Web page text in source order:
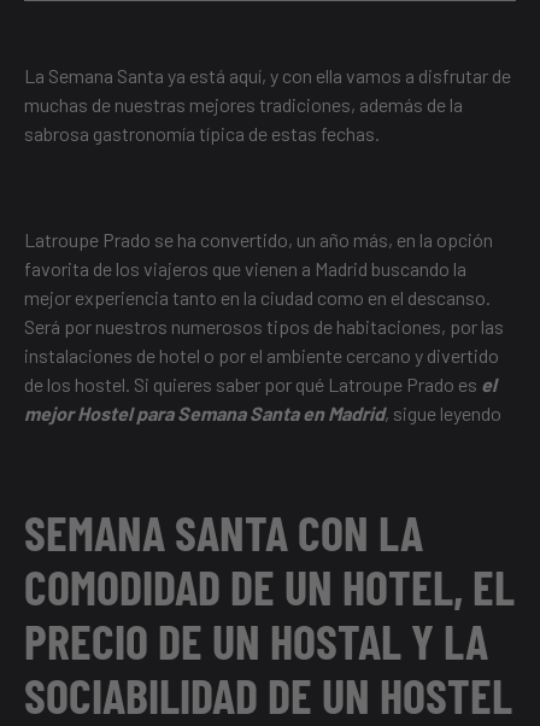
La Semana Santa ya está aquí, y con ella vamos a disfrutar de
muchas de nuestras mejores tradiciones, además de la
sabrosa gastronomía típica de estas fechas.
Latroupe Prado se ha convertido, un año más, en la opción
favorita de los viajeros que vienen a Madrid buscando la
mejor experiencia tanto en la ciudad como en el descanso.
Será por nuestros numerosos tipos de habitaciones, por las
instalaciones de hotel o por el ambiente cercano y divertido
de los hostel. Si quieres saber por qué Latroupe Prado es el
mejor Hostel para Semana Santa en Madrid, sigue leyendo
SEMANA SANTA CON LA
COMODIDAD DE UN HOTEL, EL
PRECIO DE UN HOSTAL Y LA
SOCIABILIDAD DE UN HOSTEL